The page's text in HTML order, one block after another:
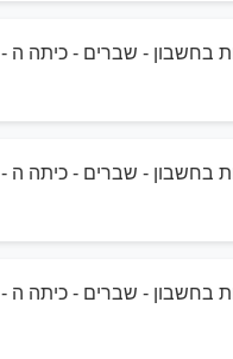
בחשבון - שברים - כיתה ה -
בחשבון - שברים - כיתה ה -
בחשבון - שברים - כיתה ה -